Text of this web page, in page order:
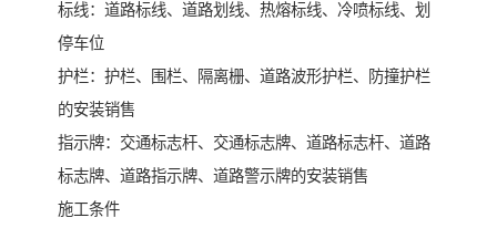
标线：道路标线、道路划线、热熔标线、冷喷标线、划
停车位
护栏：护栏、围栏、隔离栅、道路波形护栏、防撞护栏
的安装销售
指示牌：交通标志杆、交通标志牌、道路标志杆、道路
标志牌、道路指示牌、道路警示牌的安装销售
施工条件